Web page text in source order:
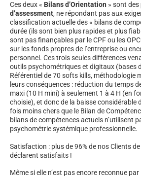
Ces deux « Bilans d’Orientation » sont des
d’assessment, ne répondant pas aux
classification actuelle des « bilans de
durée (ils sont bien plus rapides et plus
sont pas finançables par le CPF ou les
sur les fonds propres de l’entreprise ou
personnel. Ces trois seules différences
outils psychométriques et digitaux (bases
Référentiel de 70 softs kills, méthodologie
leurs conséquences : réduction du temps
maxi (10 H mini) à seulement 1 à 4 H (en
choisie), et donc de la baisse considérable
fois moins chers que le Bilan de
bilans de compétences actuels n’utilisent
psychométrie systémique professionnelle.
Satisfaction : plus de 96% de nos Clients
déclarent satisfaits !
Même si elle n’est pas encore reconnue par